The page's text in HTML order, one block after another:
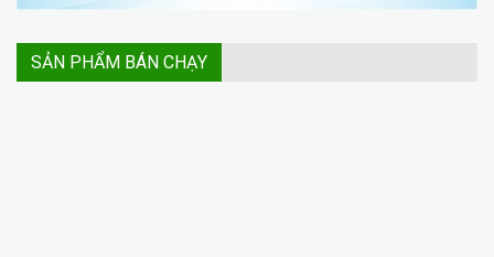
SẢN PHẨM BÁN CHẠY